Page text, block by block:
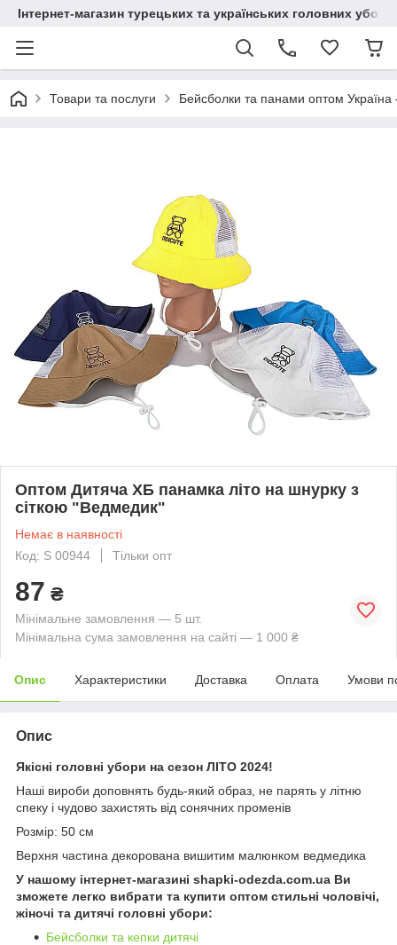
Інтернет-магазин турецьких та українських головних
Товари та послуги Бейсболки та панами оптом
Оптом Дитяча ХБ панамка літо на шнурку з
сіткою "Ведмедик"
Немає в наявності
Код: S 00944
Тільки опт
87 ₴
Мінімальне замовлення — 5 шт.
Мінімальна сума замовлення на сайті — 1 000 ₴
Опис Характеристики Доставка Оплата Умови
Опис
Якісні головні убори на сезон ЛІТО 2024!
Наші вироби доповнять будь-який образ, не парять у літню
спеку і чудово захистять від сонячних променів
Розмір: 50 см
Верхня частина декорована вишитим малюнком ведмедика
У нашому інтернет-магазині shapki-odezda.com.ua Ви
зможете легко вибрати та купити оптом стильні чоловічі,
жіночі та дитячі головні убори:
Бейсболки та кепки дитячі